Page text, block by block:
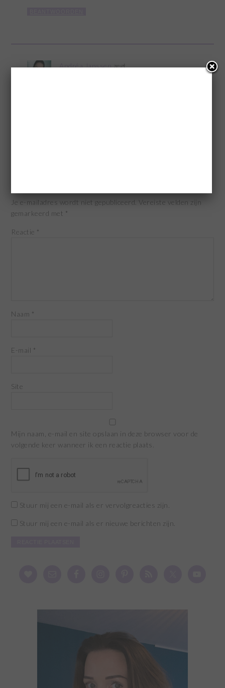
Andréa Janssen zegt
Je e-mailadres wordt niet gepubliceerd. Vereiste velden zijn
gemarkeerd met *
Reactie *
Naam *
E-mail *
Site
Mijn naam, e-mail en site opslaan in deze browser voor de
volgende keer wanneer ik een reactie plaats.
Stuur mij een e-mail als er vervolgreacties zijn.
Stuur mij een e-mail als er nieuwe berichten zijn.